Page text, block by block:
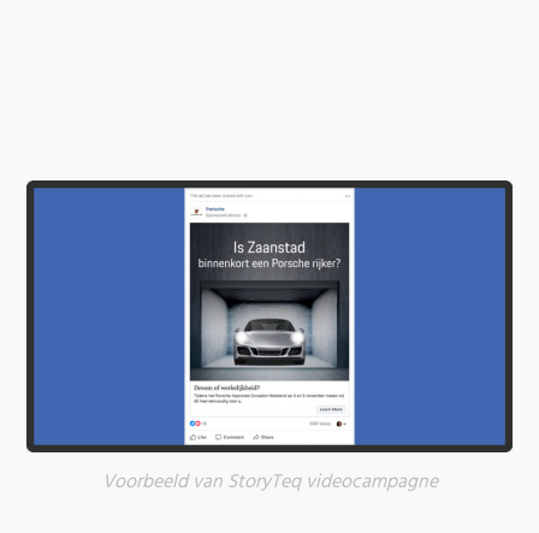
Voorbeeld van StoryTeq videocampagne